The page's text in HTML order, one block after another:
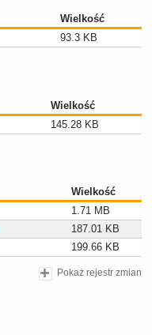
Wielkość
93.3 KB
Wielkość
145.28 KB
Wielkość
1.71 MB
187.01 KB
199.66 KB
Pokaż rejestr zmian